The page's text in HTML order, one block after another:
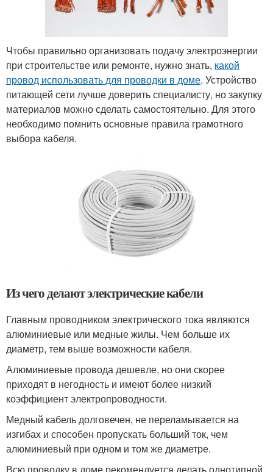
Чтобы правильно организовать подачу электроэнергии
при строительстве или ремонте, нужно знать, какой
провод использовать для проводки в доме. Устройство
питающей сети лучше доверить специалисту, но закупку
материалов можно сделать самостоятельно. Для этого
необходимо помнить основные правила грамотного
выбора кабеля.
Из чего делают электрические кабели
Главным проводником электрического тока являются
алюминиевые или медные жилы. Чем больше их
диаметр, тем выше возможности кабеля.
Алюминиевые провода дешевле, но они скорее
приходят в негодность и имеют более низкий
коэффициент электропроводности.
Медный кабель долговечен, не переламывается на
изгибах и способен пропускать больший ток, чем
алюминиевый при одном и том же диаметре.